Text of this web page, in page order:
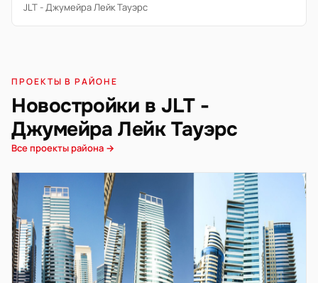
JLT - Джумейра Лейк Тауэрс
ПРОЕКТЫ В РАЙОНЕ
Новостройки в JLT -
Джумейра Лейк Тауэрс
Все проекты района →